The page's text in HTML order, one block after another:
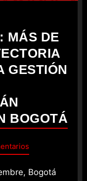
MÁS DE
GESTIÓN
BOGOTÁ